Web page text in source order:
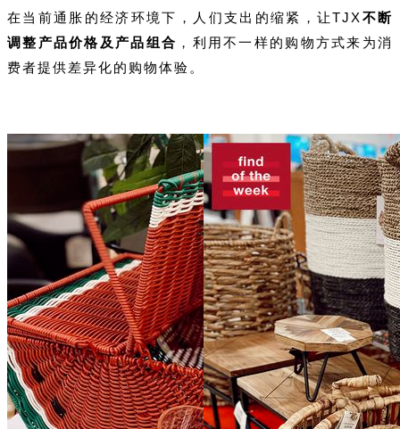
在当前通胀的经济环境下，人们支出的缩紧，让TJX不断
调整产品价格及产品组合 ，利用不一样的购物方式来为消
费者提供差异化的购物体验。